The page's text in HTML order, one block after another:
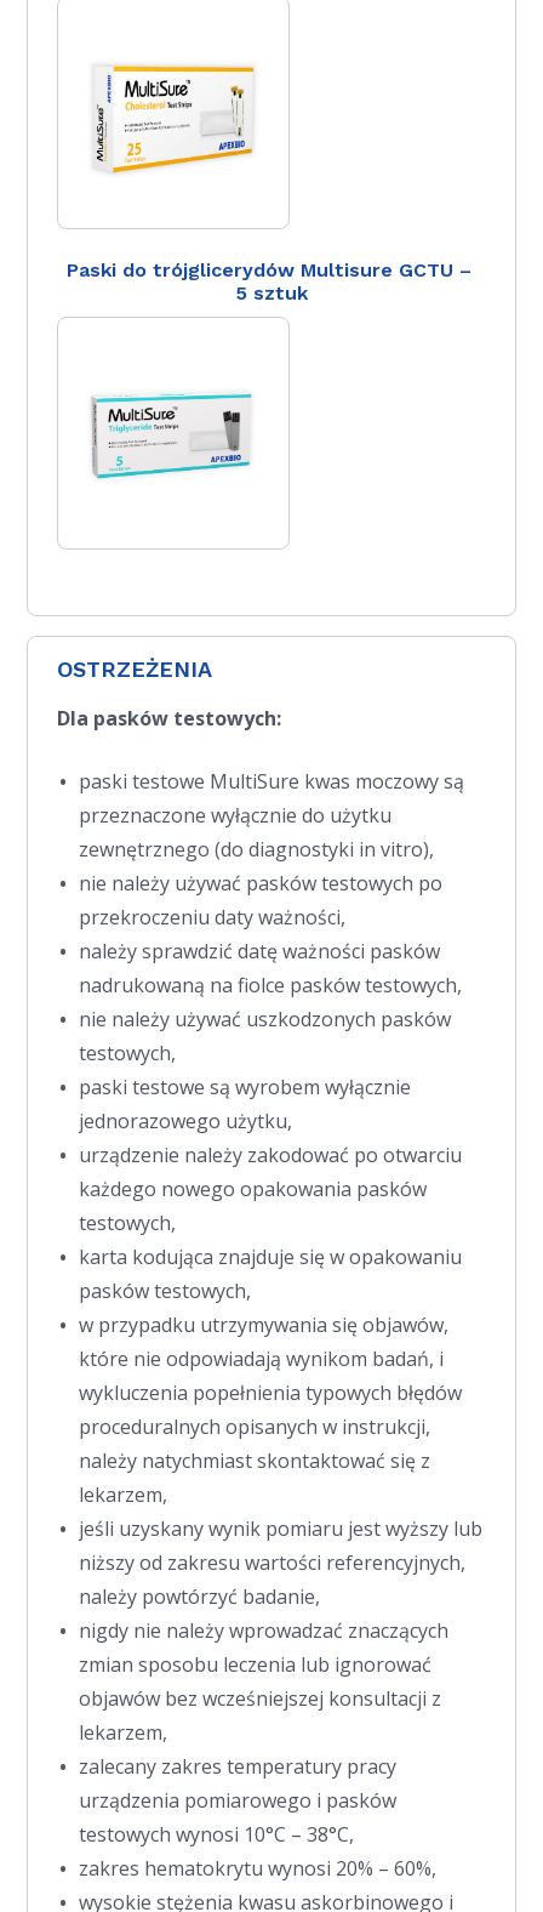
Paski do trójglicerydów Multisure GCTU –
5 sztuk
OSTRZEŻENIA
Dla pasków testowych:
paski testowe MultiSure kwas moczowy są
przeznaczone wyłącznie do użytku
zewnętrznego (do diagnostyki in vitro),
nie należy używać pasków testowych po
przekroczeniu daty ważności,
należy sprawdzić datę ważności pasków
nadrukowaną na fiolce pasków testowych,
nie należy używać uszkodzonych pasków
testowych,
paski testowe są wyrobem wyłącznie
jednorazowego użytku,
urządzenie należy zakodować po otwarciu
każdego nowego opakowania pasków
testowych,
karta kodująca znajduje się w opakowaniu
pasków testowych,
w przypadku utrzymywania się objawów,
które nie odpowiadają wynikom badań, i
wykluczenia popełnienia typowych błędów
proceduralnych opisanych w instrukcji,
należy natychmiast skontaktować się z
lekarzem,
jeśli uzyskany wynik pomiaru jest wyższy lub
niższy od zakresu wartości referencyjnych,
należy powtórzyć badanie,
nigdy nie należy wprowadzać znaczących
zmian sposobu leczenia lub ignorować
objawów bez wcześniejszej konsultacji z
lekarzem,
zalecany zakres temperatury pracy
urządzenia pomiarowego i pasków
testowych wynosi 10°C – 38°C,
zakres hematokrytu wynosi 20% – 60%,
wysokie stężenia kwasu askorbinowego i